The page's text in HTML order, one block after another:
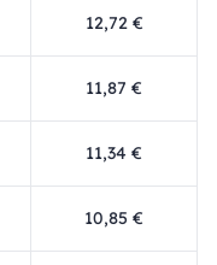
12,72 €
11,87 €
11,34 €
10,85 €